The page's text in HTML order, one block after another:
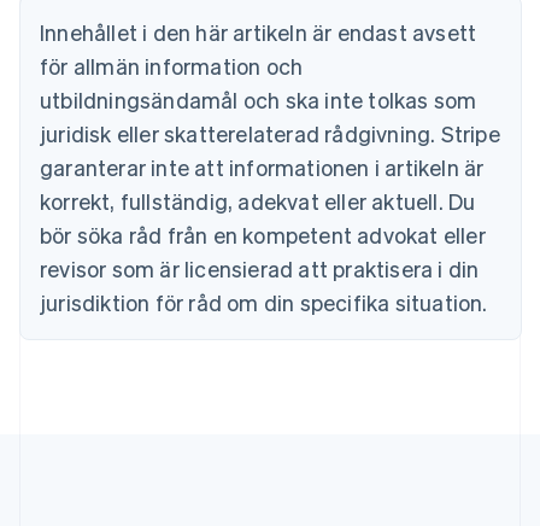
Innehållet i den här artikeln är endast avsett
för allmän information och
utbildningsändamål och ska inte tolkas som
juridisk eller skatterelaterad rådgivning. Stripe
garanterar inte att informationen i artikeln är
korrekt, fullständig, adekvat eller aktuell. Du
bör söka råd från en kompetent advokat eller
revisor som är licensierad att praktisera i din
jurisdiktion för råd om din specifika situation.
Danmark
Estland
English
Fastlandskina
简体中文English
Finland
EnglishSvenska
Frankrike
Français English
Förenade Arabemiraten
English
Gibraltar
English